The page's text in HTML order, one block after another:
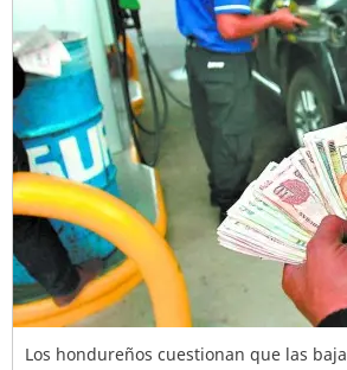
Los hondureños cuestionan que las